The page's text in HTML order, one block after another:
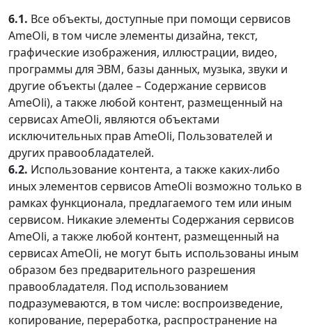
6.1. Все объекты, доступные при помощи сервисов
AmeOli, в том числе элементы дизайна, текст,
графические изображения, иллюстрации, видео,
программы для ЭВМ, базы данных, музыка, звуки и
другие объекты (далее – Содержание сервисов
AmeOli), а также любой контент, размещенный на
сервисах AmeOli, являются объектами
исключительных прав AmeOli, Пользователей и
других правообладателей.
6.2. Использование контента, а также каких-либо
иных элементов сервисов AmeOli возможно только в
рамках функционала, предлагаемого тем или иным
сервисом. Никакие элементы Содержания сервисов
AmeOli, а также любой контент, размещенный на
сервисах AmeOli, не могут быть использованы иным
образом без предварительного разрешения
правообладателя. Под использованием
подразумеваются, в том числе: воспроизведение,
копирование, переработка, распространение на